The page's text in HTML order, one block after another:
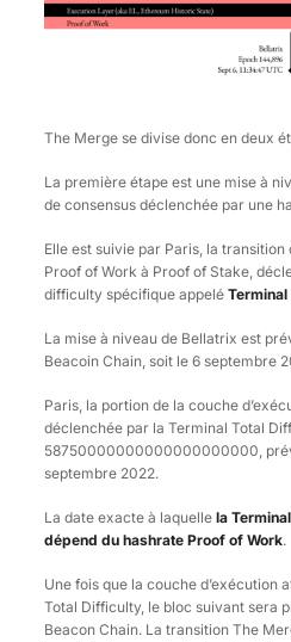
The Merge se divise donc en deux
La première étape est une mise à
de consensus déclenchée par une
Elle est suivie par Paris, la transition
Proof of Work à Proof of Stake,
difficulty spécifique appelé
La mise à niveau de Bellatrix est
Beacoin Chain, soit le 6 septembre
Paris, la portion de la couche
déclenchée par la Terminal Total
58750000000000000000000,
septembre 2022.
La date exacte à laquelle la
dépend du hashrate Proof of Work.
Une fois que la couche d’exécution
Total Difficulty, le bloc suivant sera
Beacon Chain. La transition The